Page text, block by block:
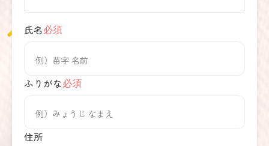
氏名必須
ふりがな必須
住所